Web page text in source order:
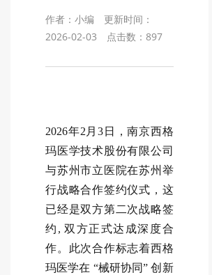
作者：小编
更新时间：
2026-02-03
点击数： 897
2026年2月3日，南京西格
玛医学技术股份有限公司
与苏州市立医院在苏州举
行战略合作签约仪式，这
已经是双方第二次战略签
约, 双方正式达成深度合
作。此次合作标志着西格
玛医学在 “械研协同” 创新